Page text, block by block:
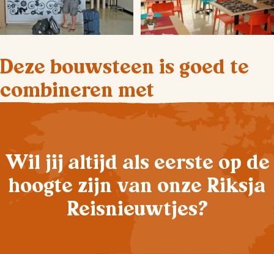
Deze bouwsteen is goed te
combineren met
Wil jij altijd als eerste op de
hoogte zijn van onze Riksja
Reisnieuwtjes?